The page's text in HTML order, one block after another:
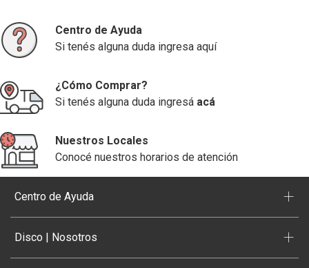
Centro de Ayuda
Si tenés alguna duda ingresa aquí
¿Cómo Comprar?
Si tenés alguna duda ingresá acá
Nuestros Locales
Conocé nuestros horarios de atención
Centro de Ayuda +
Disco | Nosotros +